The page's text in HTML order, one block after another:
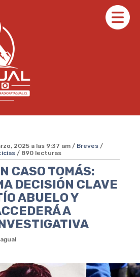
2025 a las 9:37 am / Breves /
/ 890 lecturas
CASO TOMÁS:
DECISIÓN CLAVE
ABUELO Y
A